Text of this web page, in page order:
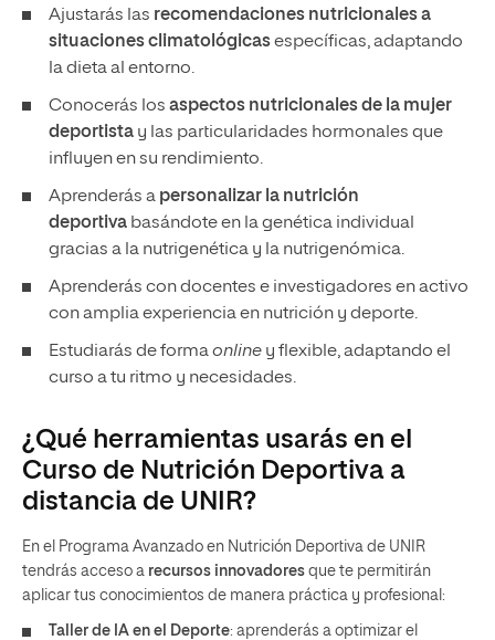
Ajustarás las recomendaciones nutricionales a
situaciones climatológicasespecíficas, adaptando
la dieta al entorno.
Conocerás los aspectos nutricionales de la mujer
deportista y las particularidades hormonales que
influyen en su rendimiento.
Aprenderás a personalizar la nutrición
deportiva basándote en la genética individual
gracias a la nutrigenética y la nutrigenómica.
Aprenderás con docentes e investigadores en activo
con amplia experiencia en nutrición y deporte.
Estudiarás de formaonline y flexible, adaptando el
curso a tu ritmo y necesidades.
¿Qué herramientas usarás en el
Curso de Nutrición Deportiva a
distancia de UNIR?
En el Programa Avanzado en Nutrición Deportiva de UNIR
tendrás acceso a recursos innovadores que te permitirán
aplicar tus conocimientos de manera práctica y profesional:
Taller de IA en el Deporte: aprenderás a optimizar el